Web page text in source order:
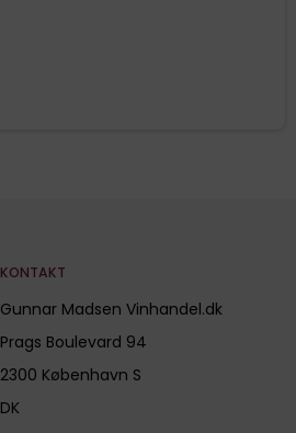
KONTAKT
Gunnar Madsen Vinhandel.dk
Prags Boulevard 94
2300 København S
DK